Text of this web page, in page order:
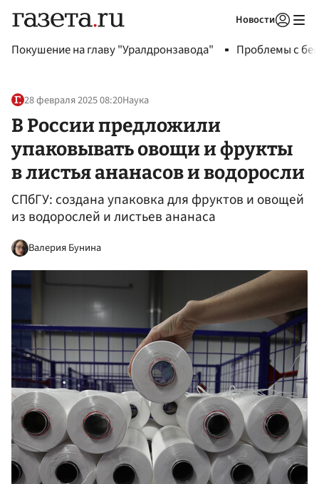
Новости
Покушение на главу "Уралдронзавода" Проблемы с
28 февраля 2025 08:20Наука
В России предложили
упаковывать овощи и фрукты
в листья ананасов и водоросли
СПбГУ: создана упаковка для фруктов и овощей
из водорослей и листьев ананаса
Валерия Бунина